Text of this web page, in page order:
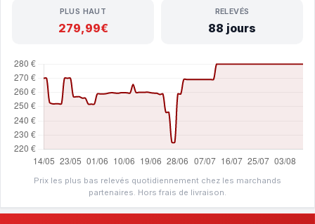
PLUS HAUT
279,99€
RELEVÉS
88 jours
Prix les plus bas relevés quotidiennement chez les marchands
partenaires. Hors frais de livraison.